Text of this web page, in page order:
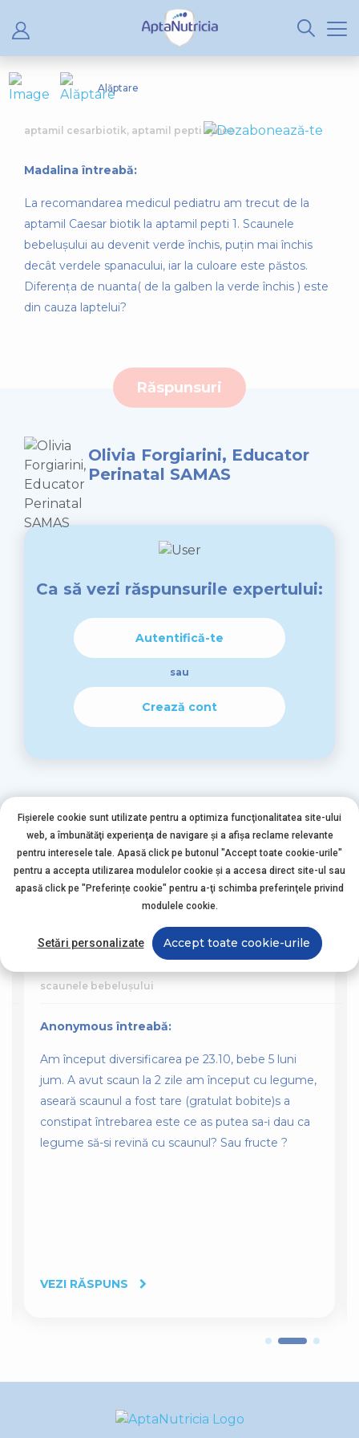
Alăptare
aptamil cesarbiotik, aptamil pepti syneo
Madalina întreabă:
La recomandarea medicul pediatru am trecut de la
aptamil Caesar biotik la aptamil pepti 1. Scaunele
bebelușului au devenit verde închis, puțin mai închis
decât verdele spanacului, iar la culoare este păstos.
Diferența de nuanta( de la galben la verde închis ) este
din cauza laptelui?
Răspunsuri
Olivia Forgiarini, Educator
Perinatal SAMAS
Ca să vezi răspunsurile expertului:
Autentifică-te
sau
Crează cont
Alte întrebări asemănătoare
Nutriția Bebelușului
scaunele bebelușului
Anonymous întreabă:
Am început diversificarea pe 23.10, bebe 5 luni
jum. A avut scaun la 2 zile am început cu legume,
aseară scaunul a fost tare (gratulat bobite)s a
constipat întrebarea este ce as putea sa-i dau ca
legume să-si revină cu scaunul? Sau fructe ?
VEZI RĂSPUNS
Fișierele cookie sunt utilizate pentru a optimiza funcţionalitatea site-ului
web, a îmbunătăţi experienţa de navigare şi a afişa reclame relevante
pentru interesele tale. Apasă click pe butonul "Accept toate cookie-urile"
pentru a accepta utilizarea modulelor cookie şi a accesa direct site-ul sau
apasă click pe "Preferințe cookie" pentru a-ţi schimba preferinţele privind
modulele cookie.
Setări personalizate Accept toate cookie-urile